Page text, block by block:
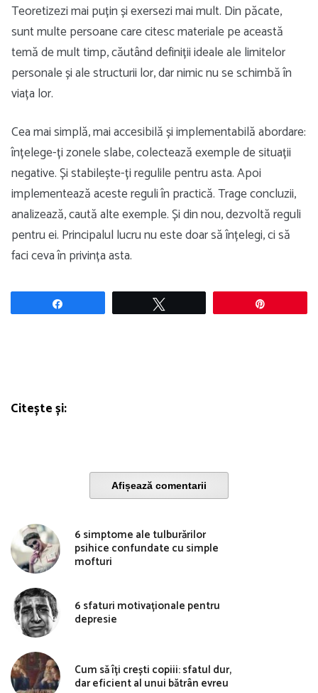
Teoretizezi mai puțin și exersezi mai mult. Din păcate,
sunt multe persoane care citesc materiale pe această
temă de mult timp, căutând definiții ideale ale limitelor
personale și ale structurii lor, dar nimic nu se schimbă în
viața lor.
Cea mai simplă, mai accesibilă și implementabilă abordare:
înțelege-ți zonele slabe, colectează exemple de situații
negative. Și stabilește-ți regulile pentru asta. Apoi
implementează aceste reguli în practică. Trage concluzii,
analizează, caută alte exemple. Și din nou, dezvoltă reguli
pentru ei. Principalul lucru nu este doar să înțelegi, ci să
faci ceva în privința asta.
Citește și:
Afișează comentarii
6 simptome ale tulburărilor
psihice confundate cu simple
mofturi
6 sfaturi motivaționale pentru
depresie
Cum să îți crești copiii: sfatul dur,
dar eficient al unui bătrân evreu